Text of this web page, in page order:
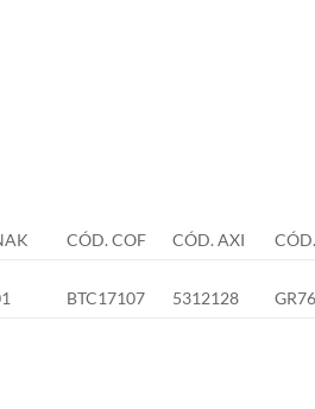
CÓD. COF CÓD. AXI
BTC17107 5312128